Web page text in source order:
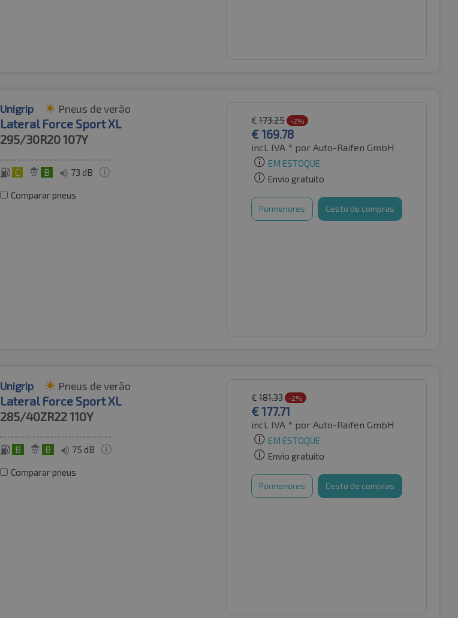
Unigrip Pneus de verão
Lateral Force Sport XL
295/30R20107Y
C B 73 dB
Comparar pneus
€ 173.25 -2%
€169.78
incl. IVA * por Auto-Raifen GmbH
EM ESTOQUE
Envio gratuito
Pormenores Cesto de compras
Unigrip Pneus de verão
Lateral Force Sport XL
285/40ZR22110Y
B B 75 dB
Comparar pneus
€ 181.33 -2%
€177.71
incl. IVA * por Auto-Raifen GmbH
EM ESTOQUE
Envio gratuito
Pormenores Cesto de compras